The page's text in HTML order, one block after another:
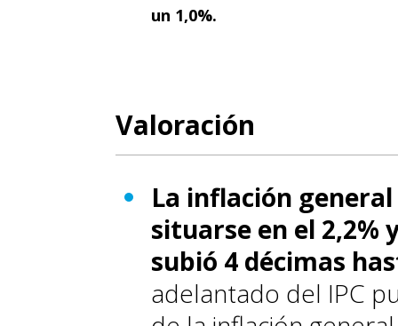
un 1,0%.
Valoración
La inflación
situarse en el 2,2%
subió 4 décimas
adelantado del IPC